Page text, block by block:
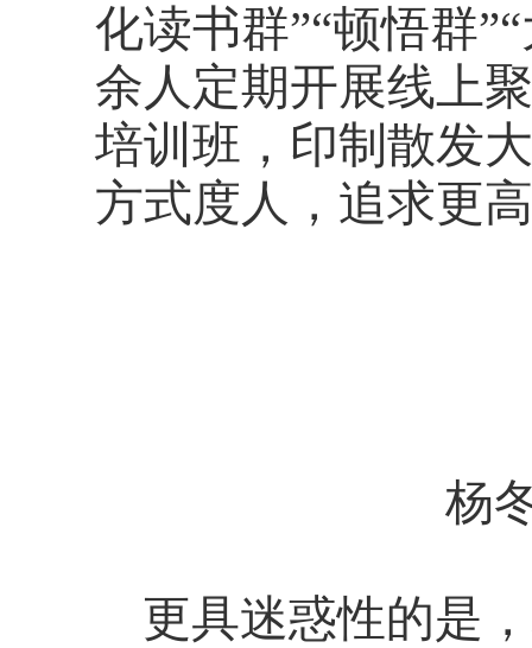
化读书群”“顿悟群
余人定期开展线上
培训班，印制散发
方式度人，追求更
杨
更具迷惑性的是